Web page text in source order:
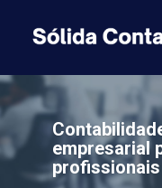
empresarial